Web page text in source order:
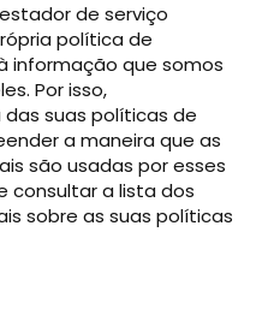
de serviço
política de
informação que somos
Por isso,
suas políticas de
a maneira que as
são usadas por esses
consultar a lista dos
sobre as suas políticas